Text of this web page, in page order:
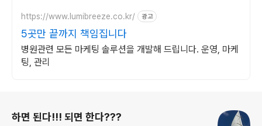
https://www.lumibreeze.co.kr/ 광고
5곳만 끝까지 책임집니다
병원관련 모든 마케팅 솔루션을 개발해 드립니다. 운영, 마케
팅, 관리
하면 된다!!! 되면 한다???